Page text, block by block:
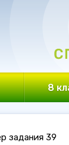
8
задания 39